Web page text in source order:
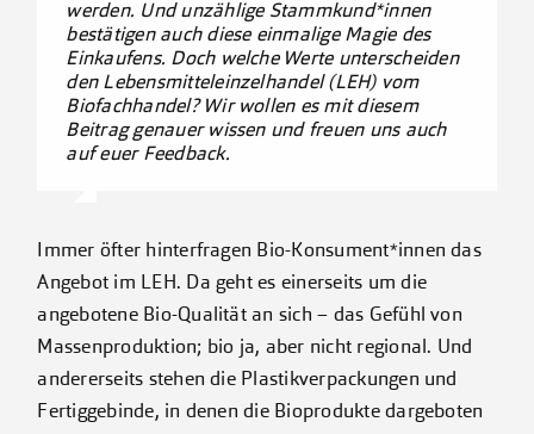
werden. Und unzählige Stammkund*innen
bestätigen auch diese einmalige Magie des
Einkaufens. Doch welche Werte unterscheiden
den Lebensmitteleinzelhandel (LEH) vom
Biofachhandel? Wir wollen es mit diesem
Beitrag genauer wissen und freuen uns auch
auf euer Feedback.
Immer öfter hinterfragen Bio-Konsument*innen das
Angebot im LEH. Da geht es einerseits um die
angebotene Bio-Qualität an sich – das Gefühl von
Massenproduktion; bio ja, aber nicht regional. Und
andererseits stehen die Plastikverpackungen und
Fertiggebinde, in denen die Bioprodukte dargeboten